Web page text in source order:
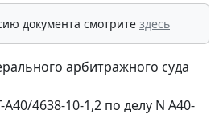
документа смотрите здесь
арбитражного суда
А40/4638-10-1,2 по делу N А40-